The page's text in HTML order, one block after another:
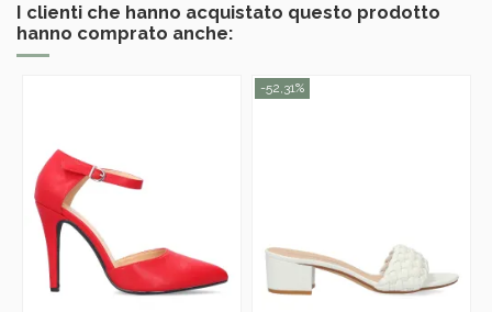
I clienti che hanno acquistato questo prodotto
hanno comprato anche:
-52,31%